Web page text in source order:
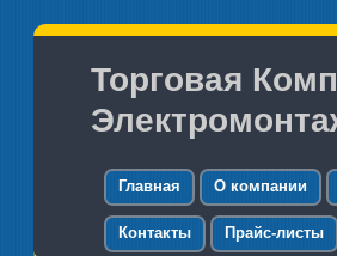
Торговая
Главная О компании
Контакты Прайс-листы